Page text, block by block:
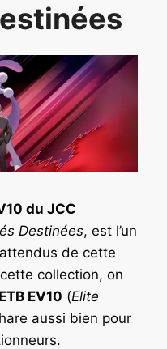
du JCC
Destinées, est l’un
de cette
collection, on
ETB EV10 (Elite
aussi bien pour